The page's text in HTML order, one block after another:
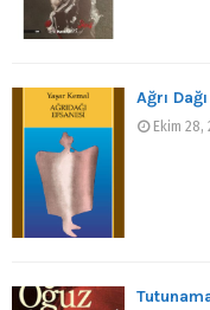
Ağrı
Ekim 28,